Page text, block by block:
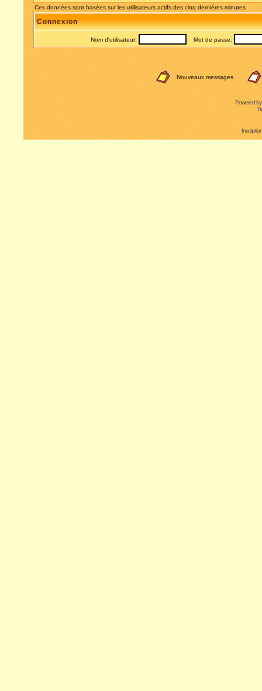
Ces données sont basées sur les utilisateurs actifs des cinq dernières minutes
Connexion
Nom d'utilisateur: Mot de passe:
Nouveaux messages
Powered by